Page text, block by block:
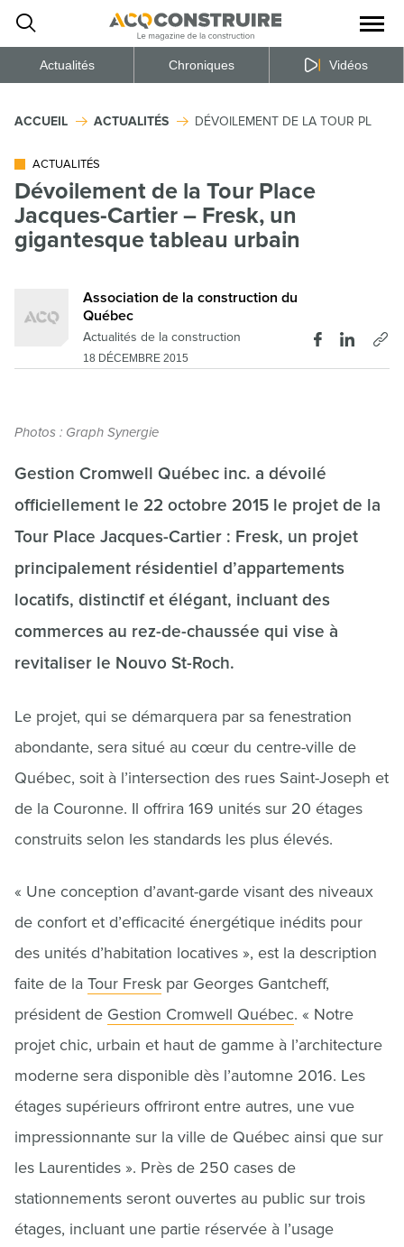
la
du
Actualités Chroniques Vidéos
ACCUEIL ACTUALITÉS DÉVOILEMENT DE LA TOUR PLACE
ACTUALITÉS
Dévoilement de la Tour Place
Jacques-Cartier – Fresk, un
gigantesque tableau urbain
Association de la construction du
Québec
Actualités de la construction
18 DÉCEMBRE 2015
Photos : Graph Synergie
Gestion Cromwell Québec inc. a dévoilé
officiellement le 22 octobre 2015 le projet de la
Tour Place Jacques-Cartier : Fresk, un projet
principalement résidentiel d’appartements
locatifs, distinctif et élégant, incluant des
commerces au rez-de-chaussée qui vise à
revitaliser le Nouvo St-Roch.
Le projet, qui se démarquera par sa fenestration
abondante, sera situé au cœur du centre-ville de
Québec, soit à l’intersection des rues Saint-Joseph et
de la Couronne. Il offrira 169 unités sur 20 étages
construits selon les standards les plus élevés.
« Une conception d’avant-garde visant des niveaux
de confort et d’efficacité énergétique inédits pour
des unités d’habitation locatives », est la description
faite de la Tour Fresk par Georges Gantcheff,
président de Gestion Cromwell Québec. « Notre
projet chic, urbain et haut de gamme à l’architecture
moderne sera disponible dès l’automne 2016. Les
étages supérieurs offriront entre autres, une vue
impressionnante sur la ville de Québec ainsi que sur
les Laurentides ». Près de 250 cases de
stationnements seront ouvertes au public sur trois
étages, incluant une partie réservée à l’usage